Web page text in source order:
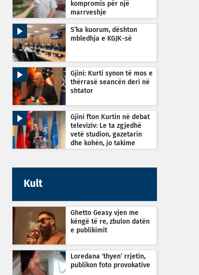
kompromis për një
marrveshje
S’ka kuorum, dështon
mbledhja e KGJK-së
Gjini: Kurti synon të mos e
thërrasë seancën deri në
shtator
Gjini fton Kurtin në debat
televiziv: Le ta zgjedhë
vetë studion, gazetarin
dhe kohën, jo takime
Kult
Ghetto Geasy vjen me
këngë të re, zbulon datën
e publikimit
Loredana ‘thyen’ rrjetin,
publikon foto provokative